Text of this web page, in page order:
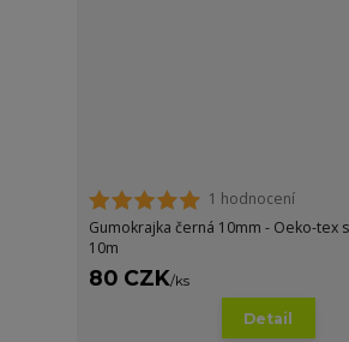
1 hodnocení
Gumokrajka černá 10mm - Oeko-tex
10m
80 CZK/ks
Detail